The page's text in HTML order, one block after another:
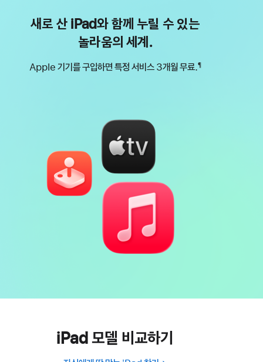
새로 산 iPad와 함께 누릴 수 있는
놀라움의 세계.
Apple 기기를 구입하면 특정 서비스 3개월 무료.¶
iPad 모델 비교하기